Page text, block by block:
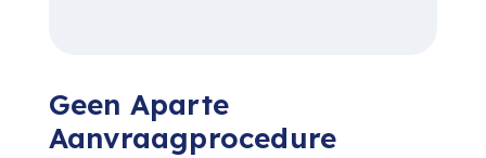
Geen Aparte
Aanvraagprocedure